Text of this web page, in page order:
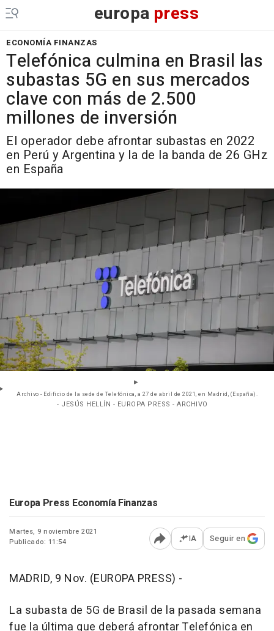
europa press
ECONOMÍA FINANZAS
Telefónica culmina en Brasil las
subastas 5G en sus mercados
clave con más de 2.500
millones de inversión
El operador debe afrontar subastas en 2022
en Perú y Argentina y la de la banda de 26 GHz
en España
Archivo - Edificio de la sede de Telefónica, a 27 de abril de 2021, en Madrid, (España).
- JESÚS HELLÍN - EUROPA PRESS - ARCHIVO
Europa Press Economía Finanzas
Martes, 9 noviembre 2021
Publicado: 11:54
Abrir opciones para
IA Seguir en
MADRID, 9 Nov. (EUROPA PRESS) -
La subasta de 5G de Brasil de la pasada semana
fue la última que deberá afrontar Telefónica en